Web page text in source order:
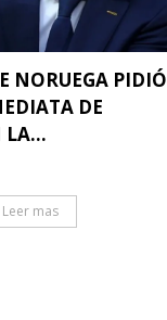
NORUEGA PIDIÓ
DE
LA...
Leer mas